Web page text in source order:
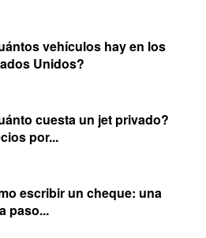
vehículos hay en los
Unidos?
cuesta un jet privado?
por...
escribir un cheque: una
paso...